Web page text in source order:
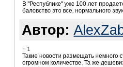
В "Республике" уже 100 лет
баловство это все, нормального
Автор:
+ 1
Такие новости размещать немного
огромном количестве. Та же